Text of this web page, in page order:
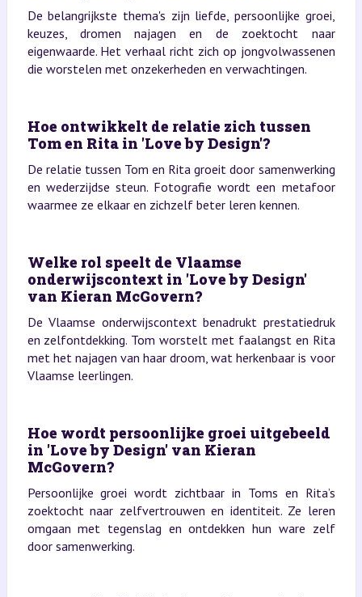
De belangrijkste thema's zijn liefde, persoonlijke groei,
keuzes, dromen najagen en de zoektocht naar
eigenwaarde. Het verhaal richt zich op jongvolwassenen
die worstelen met onzekerheden en verwachtingen.
Hoe ontwikkelt de relatie zich tussen
Tom en Rita in 'Love by Design'?
De relatie tussen Tom en Rita groeit door samenwerking
en wederzijdse steun. Fotografie wordt een metafoor
waarmee ze elkaar en zichzelf beter leren kennen.
Welke rol speelt de Vlaamse
onderwijscontext in 'Love by Design'
van Kieran McGovern?
De Vlaamse onderwijscontext benadrukt prestatiedruk
en zelfontdekking. Tom worstelt met faalangst en Rita
met het najagen van haar droom, wat herkenbaar is voor
Vlaamse leerlingen.
Hoe wordt persoonlijke groei uitgebeeld
in 'Love by Design' van Kieran
McGovern?
Persoonlijke groei wordt zichtbaar in Toms en Rita’s
zoektocht naar zelfvertrouwen en identiteit. Ze leren
omgaan met tegenslag en ontdekken hun ware zelf
door samenwerking.